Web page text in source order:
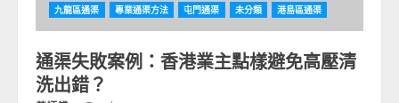
九龍區通渠 專業通渠方法 屯門通渠 未分類 港島區通渠
通渠失敗案例：香港業主點樣避免高壓清
洗出錯？